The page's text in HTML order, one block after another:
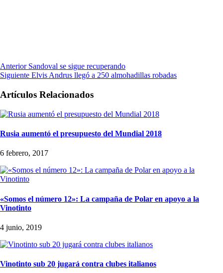
Anterior Sandoval se sigue recuperando
Siguiente Elvis Andrus llegó a 250 almohadillas robadas
Artículos Relacionados
Rusia aumentó el presupuesto del Mundial 2018
6 febrero, 2017
«Somos el número 12»: La campaña de Polar en apoyo a la
Vinotinto
4 junio, 2019
Vinotinto sub 20 jugará contra clubes italianos